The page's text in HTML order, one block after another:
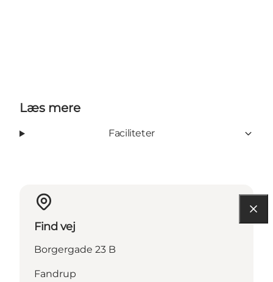
Læs mere
Faciliteter
Find vej
Borgergade 23 B
Fandrup